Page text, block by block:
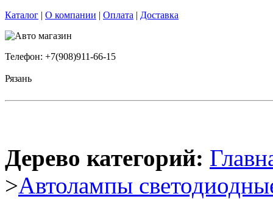
Каталог | О компании | Оплата | Доставка
Телефон: +7(908)911-66-15
Рязань
Дерево категорий:
>Автолампы